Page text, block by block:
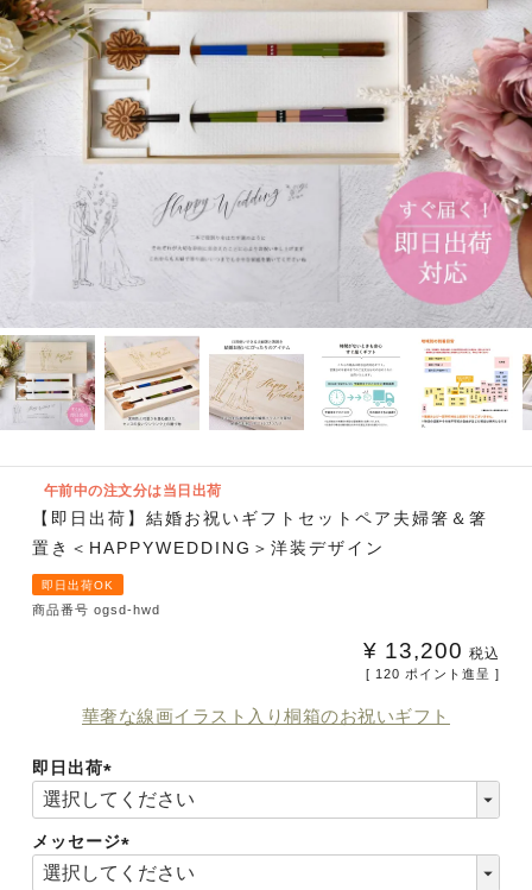
午前中の注文分は当日出荷
【即日出荷】結婚お祝いギフトセットペア夫婦箸＆箸
置き＜HAPPYWEDDING＞洋装デザイン
即日出荷OK
商品番号 ogsd-hwd
¥ 13,200 税込
[ 120 ポイント進呈 ]
華奢な線画イラスト入り桐箱のお祝いギフト
即日出荷
(必
メッセージ
(必